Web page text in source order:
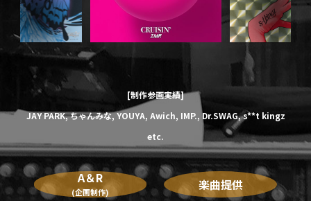
[制作参画実績]
JAY PARK,ちゃんみな,YOUYA, Awich, IMP., Dr.SWAG,s**t kingz
etc.
A＆R
(企画制作) 楽曲提供